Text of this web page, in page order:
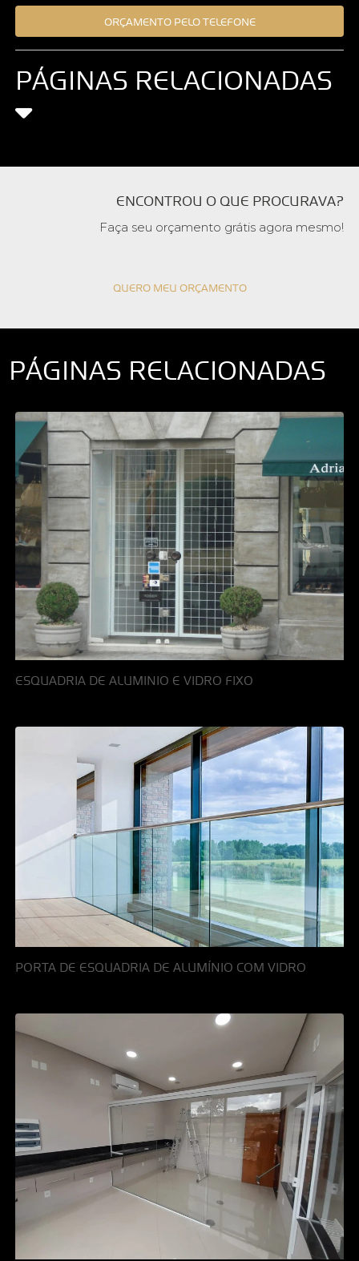
ORÇAMENTO PELO TELEFONE
PÁGINAS RELACIONADAS
ENCONTROU O QUE PROCURAVA?
Faça seu orçamento grátis agora mesmo!
QUERO MEU ORÇAMENTO
PÁGINAS RELACIONADAS
ESQUADRIA DE ALUMINIO E VIDRO FIXO
PORTA DE ESQUADRIA DE ALUMÍNIO COM VIDRO